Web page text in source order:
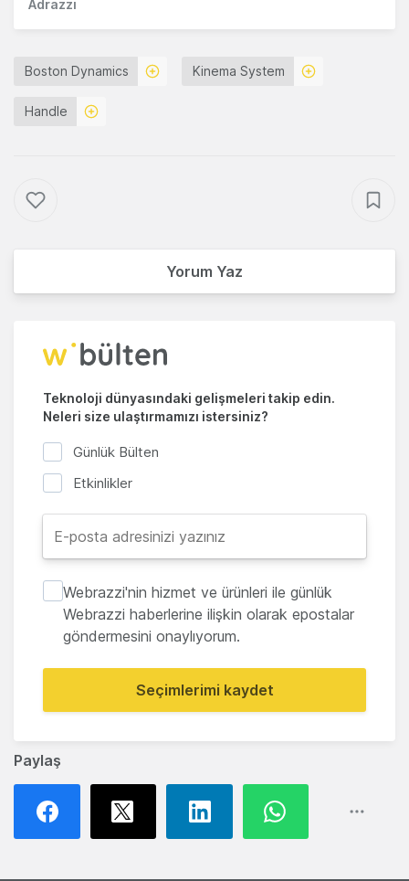
Paylaş
Adrazzi
Boston Dynamics Kinema System
Handle
Yorum Yaz
Teknoloji dünyasındaki gelişmeleri takip edin.
Neleri size ulaştırmamızı istersiniz?
Günlük Bülten
Etkinlikler
Webrazzi'nin hizmet ve ürünleri ile günlük
Webrazzi haberlerine ilişkin olarak epostalar
göndermesini onaylıyorum.
Seçimlerimi kaydet